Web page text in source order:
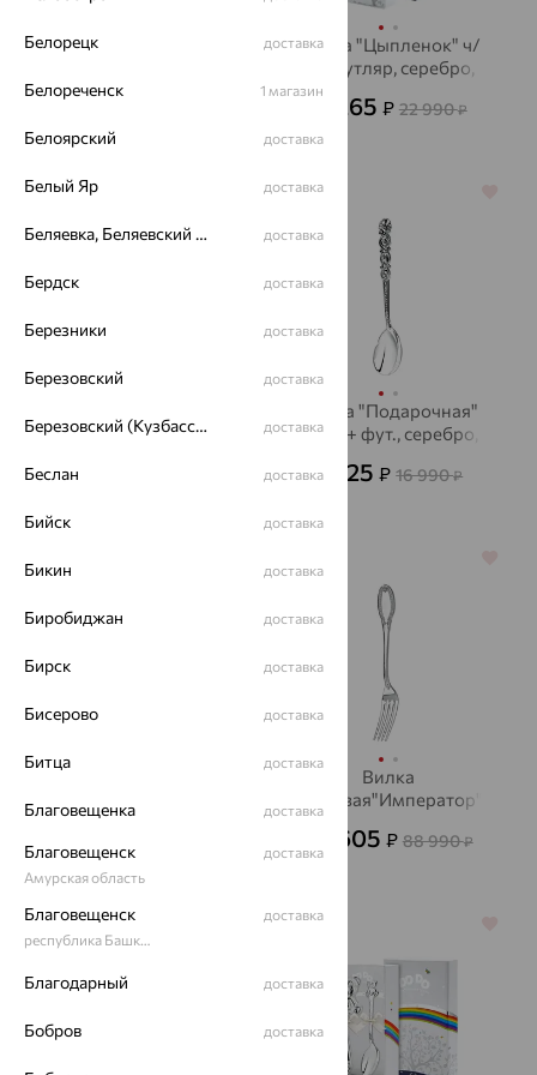
Нож столовый
серебро, АргентА
37 235
Ложка "Цыпленок" ч/
п + футляр, серебро,
11 265 ₽ 22 990₽
64%
серебро, АргентА
9 305
64%
Ложка "Подарочная"
черн. + фут., серебро,
8 325₽ 16 990₽
Ложка"Машинка"+футляр,
Вилка
столовая"Император",
серебро, АргентА
43 605 ₽ 88 990₽
64% 64%
Белорецк доставка
Белореченск 1 магазин
Белоярский доставка
Белый Яр доставка
Беляевка, Беляевский р-он доставка
Бердск доставка
Березники доставка
Березовский доставка
Березовский (Кузбасс), Берёзовский г/о доставка
Беслан доставка
Бийск доставка
Бикин доставка
Биробиджан доставка
Бирск доставка
Бисерово доставка
Битца доставка
Благовещенка доставка
Благовещенск
Амурская область
доставка
Благовещенск
республика Башкортостан
доставка
Благодарный доставка
Бобров доставка